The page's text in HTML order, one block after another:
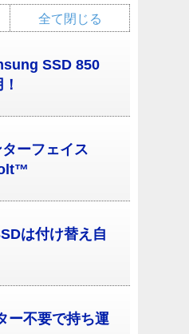
全て閉じる
SSD 850
ーフェイス
は付け替え自
ー不要で持ち運